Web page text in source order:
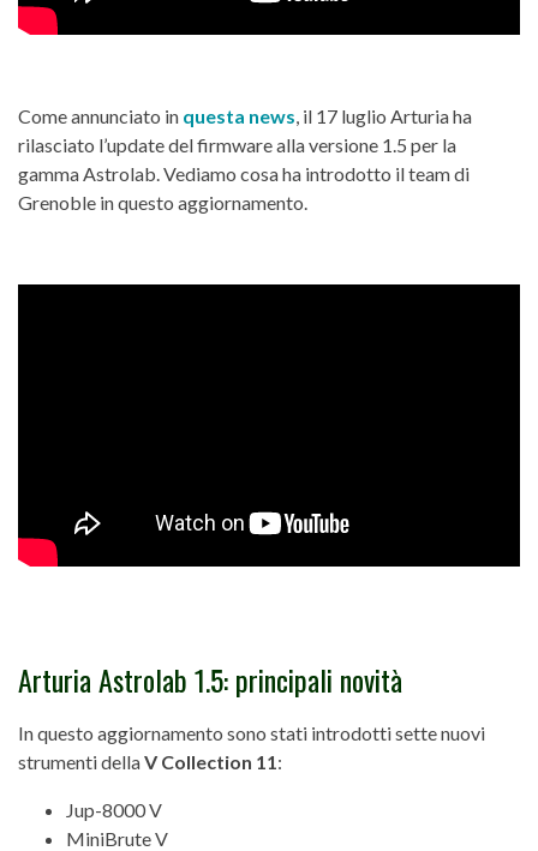
Come annunciato in questa news , il 17 luglio Arturia ha
rilasciato l’update del firmware alla versione 1.5 per la
gamma Astrolab. Vediamo cosa ha introdotto il team di
Grenoble in questo aggiornamento.
Arturia Astrolab 1.5: principali novità
In questo aggiornamento sono stati introdotti sette nuovi
strumenti dellaV Collection 11:
Jup-8000 V
MiniBrute V